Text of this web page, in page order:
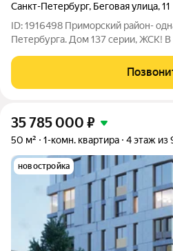
Санкт-Петербург, Беговая улица,11
ID: 1916498 Приморский район-
Петербурга. Дом 137 серии, ЖСК! В
поставить диван для приёма
место отдыха. Квартира
35 785 000 ₽
50 м² 1-комн. квартира 4 этаж из
новостройка